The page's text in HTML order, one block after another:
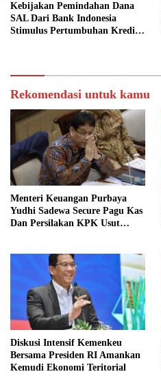
Kebijakan Pemindahan Dana
SAL Dari Bank Indonesia
Stimulus Pertumbuhan Kredit
Rekomendasi untuk kamu
Menteri Keuangan Purbaya
Yudhi Sadewa Secure Pagu Kas
Dan Persilakan KPK Usut
Diskusi Intensif Kemenkeu
Bersama Presiden RI Amankan
Kemudi Ekonomi Teritorial